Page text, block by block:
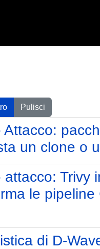
Pulisci
un clone o
Trivy
le pipeline
di D-